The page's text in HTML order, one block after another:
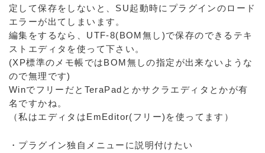
定して保存をしないと、SU起動時にプラグインのロード
エラーが出てしまいます。
編集をするなら、UTF-8(BOM無し)で保存のできるテキ
ストエディタを使って下さい。
(XP標準のメモ帳ではBOM無しの指定が出来ないような
ので無理です)
WinでフリーだとTeraPadとかサクラエディタとかが有
名ですかね。
（私はエディタはEmEditor(フリー)を使ってます）
・プラグイン独自メニューに説明付けたい